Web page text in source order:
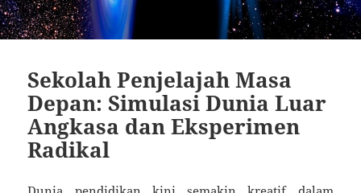
Sekolah Penjelajah Masa
Depan: Simulasi Dunia Luar
Angkasa dan Eksperimen
Radikal